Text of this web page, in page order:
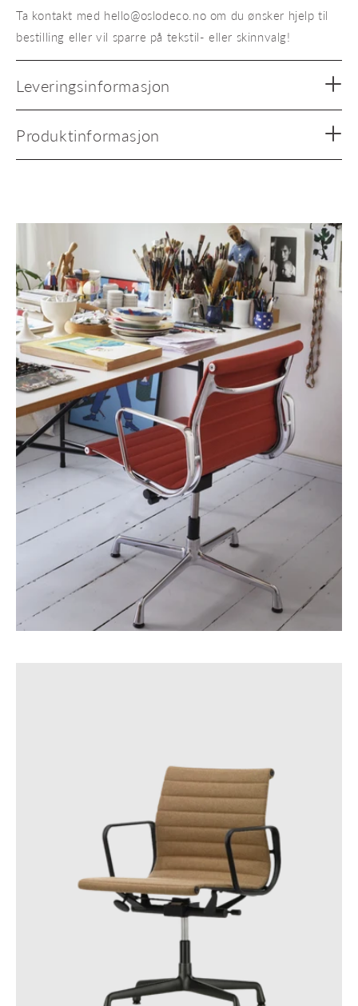
Ta kontakt med hello@oslodeco.no om du ønsker hjelp til
bestilling eller vil sparre på tekstil- eller skinnvalg!
Leveringsinformasjon
Produktinformasjon